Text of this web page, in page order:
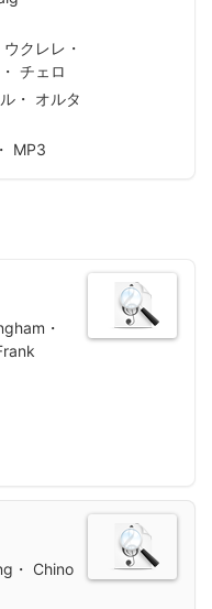
クレレ・
チェロ
・ オルタ
MP3
・
・ Chino